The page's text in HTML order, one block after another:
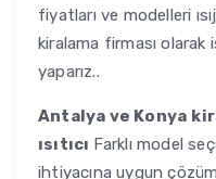
fiyatları ve modelleri
kiralama firması olarak
yaparız..
Antalya ve Konya
ısıtıcı Farklı model
ihtiyacına uygun